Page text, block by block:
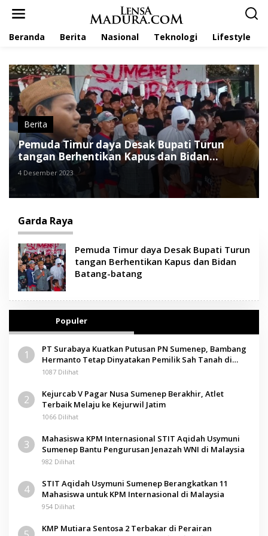
Beranda Berita Nasional Teknologi Lifestyle
Berita
Pemuda Timur daya Desak Bupati Turun
tangan Berhentikan Kapus dan Bidan
Batang-batang
4 Desember 2023
Garda Raya
Pemuda Timur daya Desak Bupati Turun
tangan Berhentikan Kapus dan Bidan
Batang-batang
Populer
1
PT Surabaya Kuatkan Putusan PN Sumenep, Bambang
Hermanto Tetap Dinyatakan Pemilik Sah Tanah di
Pamolokan
1087 Dilihat
2
Kejurcab V Pagar Nusa Sumenep Berakhir, Atlet
Terbaik Melaju ke Kejurwil Jatim
1066 Dilihat
3
Mahasiswa KPM Internasional STIT Aqidah Usymuni
Sumenep Bantu Pengurusan Jenazah WNI di Malaysia
982 Dilihat
4
STIT Aqidah Usymuni Sumenep Berangkatkan 11
Mahasiswa untuk KPM Internasional di Malaysia
954 Dilihat
KMP Mutiara Sentosa 2 Terbakar di Perairan